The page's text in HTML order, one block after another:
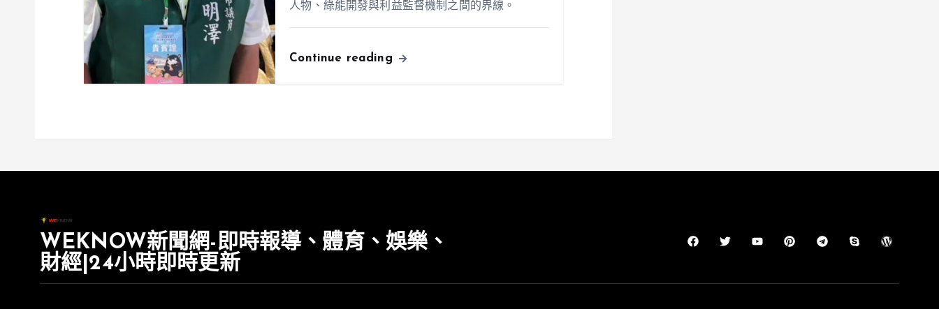
人物、綠能開發與利益監督機制之間的界線。
Continue reading
WEKNOW新聞網-即時報導、體育、娛樂、
財經|24小時即時更新